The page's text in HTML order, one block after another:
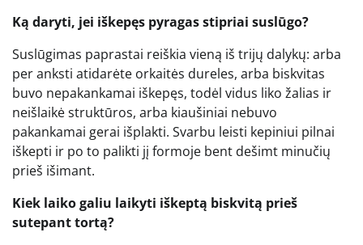
Ką daryti, jei iškepęs pyragas stipriai suslūgo?
Suslūgimas paprastai reiškia vieną iš trijų dalykų: arba
per anksti atidarėte orkaitės dureles, arba biskvitas
buvo nepakankamai iškepęs, todėl vidus liko žalias ir
neišlaikė struktūros, arba kiaušiniai nebuvo
pakankamai gerai išplakti. Svarbu leisti kepiniui pilnai
iškepti ir po to palikti jį formoje bent dešimt minučių
prieš išimant.
Kiek laiko galiu laikyti iškeptą biskvitą prieš
sutepant tortą?